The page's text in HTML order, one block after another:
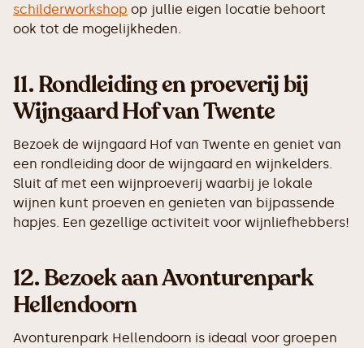
schilderworkshop op jullie eigen locatie behoort
ook tot de mogelijkheden.
11.Rondleiding en proeverij bij
Wijngaard Hof van Twente
Bezoek de wijngaard Hof van Twente en geniet van
een rondleiding door de wijngaard en wijnkelders.
Sluit af met een wijnproeverij waarbij je lokale
wijnen kunt proeven en genieten van bijpassende
hapjes. Een gezellige activiteit voor wijnliefhebbers!
12.Bezoek aan Avonturenpark
Hellendoorn
Avonturenpark Hellendoorn is ideaal voor groepen